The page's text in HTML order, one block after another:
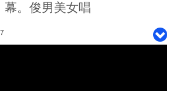
幕。俊男美女唱